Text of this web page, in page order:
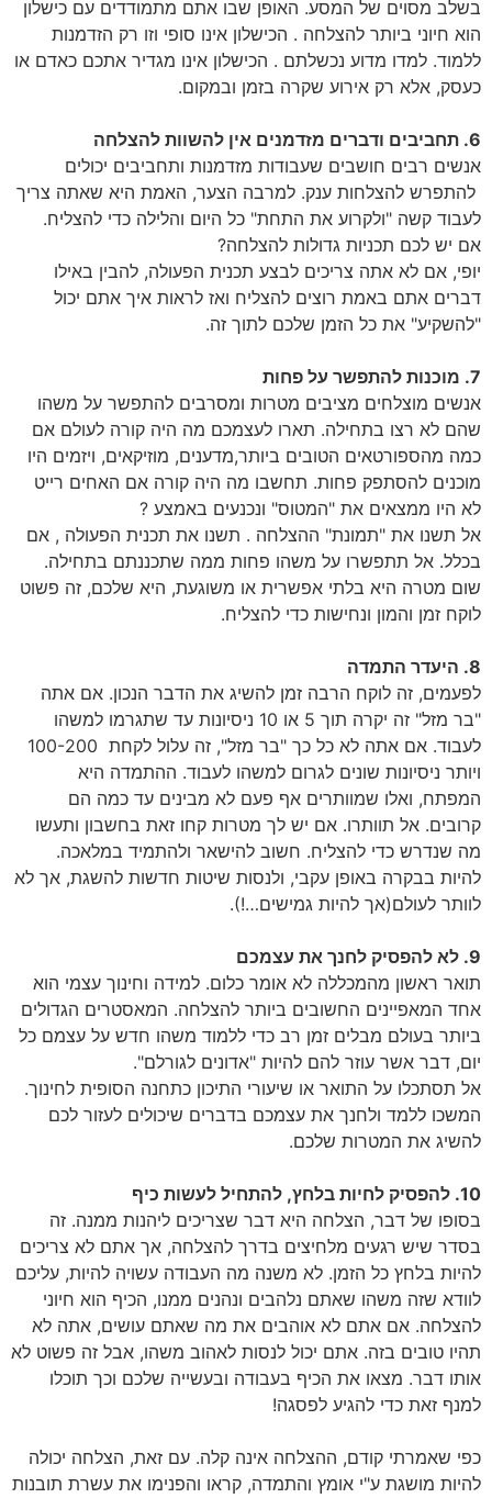
בשלב מסוים של המסע. האופן שבו אתם מתמודדים עם כישלון
הוא חיוני ביותר להצלחה . הכישלון אינו סופי וזו רק הזדמנות
ללמוד. למדו מדוע נכשלתם . הכישלון אינו מגדיר אתכם כאדם או
כעסק, אלא רק אירוע שקרה בזמן ובמקום.
6. תחביבים ודברים מזדמנים אין להשוות להצלחה
אנשים רבים חושבים שעבודות מזדמנות ותחביבים יכולים
להתפרש להצלחות ענק. למרבה הצער, האמת היא שאתה צריך
לעבוד קשה "ולקרוע את התחת" כל היום והלילה כדי להצליח.
אם יש לכם תכניות גדולות להצלחה?
יופי, אם לא אתה צריכים לבצע תכנית הפעולה, להבין באילו
דברים אתם באמת רוצים להצליח ואז לראות איך אתם יכול
"להשקיע" את כל הזמן שלכם לתוך זה.
7. מוכנות להתפשר על פחות
אנשים מוצלחים מציבים מטרות ומסרבים להתפשר על משהו
שהם לא רצו בתחילה. תארו לעצמכם מה היה קורה לעולם אם
כמה מהספורטאים הטובים ביותר,מדענים, מוזיקאים, ויזמים היו
מוכנים להסתפק פחות. תחשבו מה היה קורה אם האחים רייט
לא היו ממצאים את "המטוס" ונכנעים באמצע ?
אל תשנו את "תמונת" ההצלחה . תשנו את תכנית הפעולה , אם
בכלל. אל תתפשרו על משהו פחות ממה שתכננתם בתחילה.
שום מטרה היא בלתי אפשרית או משוגעת, היא שלכם, זה פשוט
לוקח זמן והמון ונחישות כדי להצליח.
8. היעדר התמדה
לפעמים, זה לוקח הרבה זמן להשיג את הדבר הנכון. אם אתה
"בר מזל" זה יקרה תוך 5 או 10 ניסיונות עד שתגרמו למשהו
לעבוד. אם אתה לא כל כך "בר מזל", זה עלול לקחת 100-200
ויותר ניסיונות שונים לגרום למשהו לעבוד. ההתמדה היא
המפתח, ואלו שמוותרים אף פעם לא מבינים עד כמה הם
קרובים. אל תוותרו. אם יש לך מטרות קחו זאת בחשבון ותעשו
מה שנדרש כדי להצליח. חשוב להישאר ולהתמיד במלאכה.
להיות בבקרה באופן עקבי, ולנסות שיטות חדשות להשגת, אך לא
לוותר לעולם(אך להיות גמישים…!).
9. לא להפסיק לחנך את עצמכם
תואר ראשון מהמכללה לא אומר כלום. למידה וחינוך עצמי הוא
אחד המאפיינים החשובים ביותר להצלחה. המאסטרים הגדולים
ביותר בעולם מבלים זמן רב כדי ללמוד משהו חדש על עצמם כל
יום, דבר אשר עוזר להם להיות "אדונים לגורלם".
אל תסתכלו על התואר או שיעורי התיכון כתחנה הסופית לחינוך.
המשכו ללמד ולחנך את עצמכם בדברים שיכולים לעזור לכם
להשיג את המטרות שלכם.
10. להפסיק לחיות בלחץ, להתחיל לעשות כיף
בסופו של דבר, הצלחה היא דבר שצריכים ליהנות ממנה. זה
בסדר שיש רגעים מלחיצים בדרך להצלחה, אך אתם לא צריכים
להיות בלחץ כל הזמן. לא משנה מה העבודה עשויה להיות, עליכם
לוודא שזה משהו שאתם נלהבים ונהנים ממנו, הכיף הוא חיוני
להצלחה. אם אתם לא אוהבים את מה שאתם עושים, אתה לא
תהיו טובים בזה. אתם יכול לנסות לאהוב משהו, אבל זה פשוט לא
אותו דבר. מצאו את הכיף בעבודה ובעשייה שלכם וכך תוכלו
למנף זאת כדי להגיע לפסגה!
כפי שאמרתי קודם, ההצלחה אינה קלה. עם זאת, הצלחה יכולה
להיות מושגת ע"י אומץ והתמדה, קראו והפנימו את עשרת תובנות